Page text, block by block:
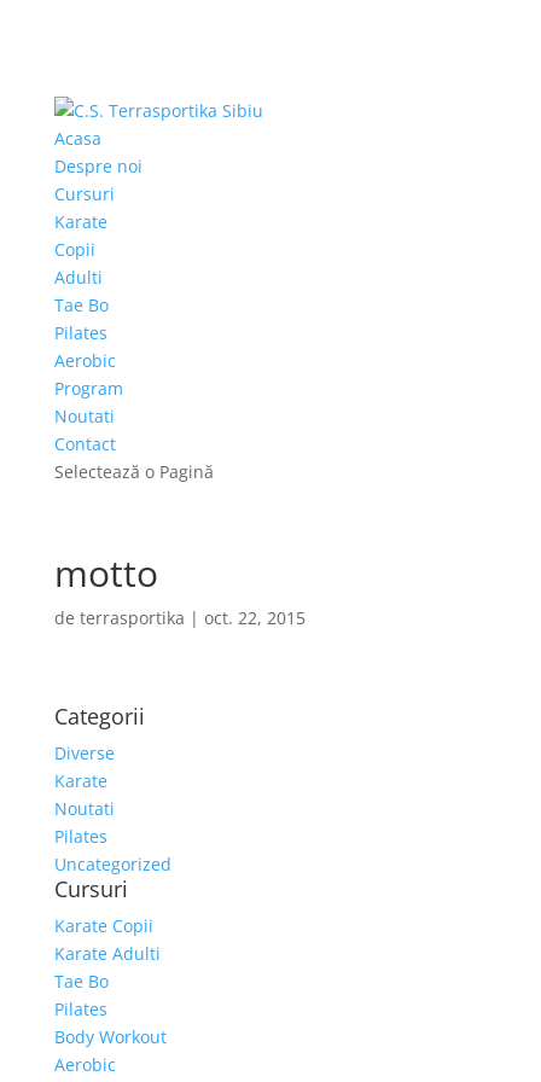
Acasa
Despre noi
Cursuri
Karate
Copii
Adulti
Tae Bo
Pilates
Aerobic
Program
Noutati
Contact
Selectează o Pagină
motto
de terrasportika | oct. 22, 2015
Categorii
Diverse
Karate
Noutati
Pilates
Uncategorized
Cursuri
Karate Copii
Karate Adulti
Tae Bo
Pilates
Body Workout
Aerobic